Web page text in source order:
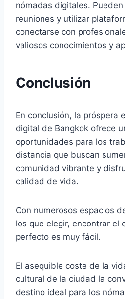
nómadas digitales.
reuniones y utilizar
conectarse con
valiosos conocimientos y
Conclusión
En conclusión, la próspera
digital de Bangkok ofrece
oportunidades para los
distancia que buscan
comunidad vibrante y
calidad de vida.
Con numerosos espacios
los que elegir, encontrar el
perfecto es muy fácil.
El asequible coste de la
cultural de la ciudad la
destino ideal para los